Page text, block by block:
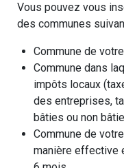
Vous pouvez vous
des communes
Commune de
Commune dans
impôts locaux
des entreprises,
bâties ou non
Commune de
manière effective